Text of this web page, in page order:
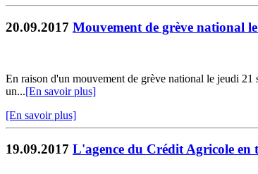
20.09.2017 Mouvement de grève national
En raison d'un mouvement de grève national le jeudi 21
un...[En savoir plus]
[En savoir plus]
19.09.2017 L'agence du Crédit Agricole en